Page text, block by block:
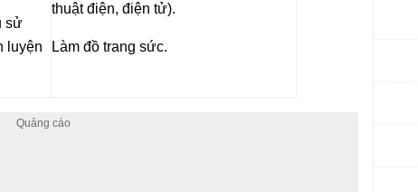
sử
luyện
thuật điện, điện tử).
Làm đồ trang sức.